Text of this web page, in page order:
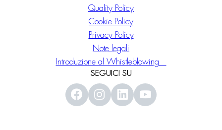
Quality Policy
Cookie Policy
Privacy Policy
Note legali
Introduzione al Whistleblowing
SEGUICI SU